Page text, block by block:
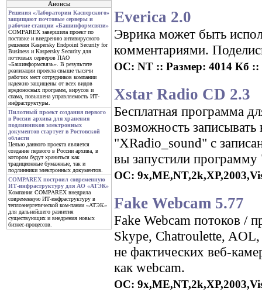
Анонсы
Решения «Лаборатории Касперского»
защищают почтовые серверы и
рабочие станции «Башинформсвязи»
COMPAREX завершила проект по
поставке и внедрению антивирусного
решения Kaspersky Endpoint Security for
Business и Kaspersky Security для
почтовых серверов ПАО
«Башинформсвязь». В результате
реализации проекта свыше тысячи
рабочих мест сотрудников компании
надежно защищены от всех видов
вредоносных программ, вирусов и
спама, повышена управляемость ИТ-
инфраструктуры.
Пилотный проект создания первого
в России архива для хранения
подлинников электронных
документов стартует в Ростовской
области
Целью данного проекта является
создание первого в России архива, в
котором будут храниться как
традиционные бумажные, так и
подлинники электронных документов.
COMPAREX построил современную
ИТ-инфраструктуру для АО «АТЭК»
Компания COMPAREX внедрила
современную ИТ-инфраструктуру в
теплоэнергетической ком-пании «АТЭК»
для дальнейшего развития
существующих и внедрения новых
бизнес-процессов.
Everica 2.0
Эврика может быть
комментариями.
ОС: NT :: Размер: 4014 Кб ::
Xstar Radio CD 2.3
Бесплатная программа
возможность
"XRadio_sound" с
вы запустили
ОС:
Fake Webcam 5.77
Fake Webcam потоков /
Skype, Chatroulette,
не фактических веб-
как webcam.
ОС: